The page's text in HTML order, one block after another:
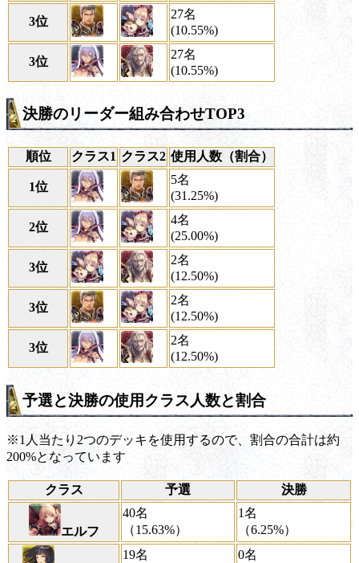
3位
27名
(10.55%)
3位
27名
(10.55%)
決勝のリーダー組み合わせTOP3
順位 クラス1 クラス2 使用人数（割合）
1位
5名
(31.25%)
2位
4名
(25.00%)
3位
2名
(12.50%)
3位
2名
(12.50%)
3位
2名
(12.50%)
予選と決勝の使用クラス人数と割合
※1人当たり2つのデッキを使用するので、割合の合計は約
200%となっています
クラス 予選 決勝
エルフ
40名
（15.63%）
1名
（6.25%）
19名
0名